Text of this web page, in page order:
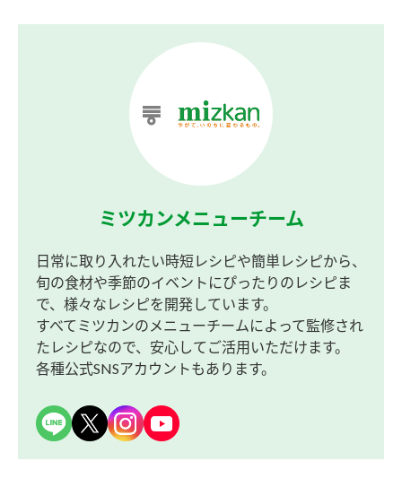
ミツカンメニューチーム
日常に取り入れたい時短レシピや簡単レシピから、
旬の食材や季節のイベントにぴったりのレシピま
で、様々なレシピを開発しています。
すべてミツカンのメニューチームによって監修され
たレシピなので、安心してご活用いただけます。
各種公式SNSアカウントもあります。